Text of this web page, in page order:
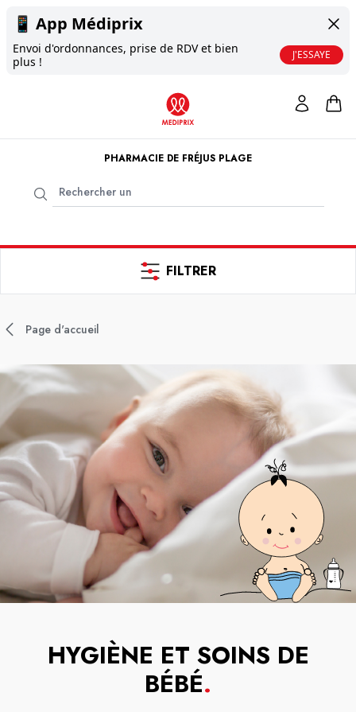
📱 App Médiprix
Envoi d'ordonnances, prise de RDV et bien
plus !
J'ESSAYE
PHARMACIE DE FRÉJUS PLAGE
FILTRER
Page d'accueil
HYGIÈNE ET SOINS DE
BÉBÉ.